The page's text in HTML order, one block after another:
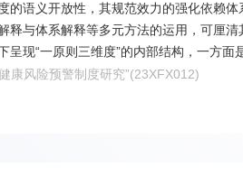
语义开放性，其规范效力的强化依赖
与体系解释等多元方法的运用，可厘
现“一原则三维度”的内部结构，一方面
内核。生态整体主义视域下，预防为主
—损害—风险”的三维度治理机制、完善
康风险预警制度研究”(23XFX012)